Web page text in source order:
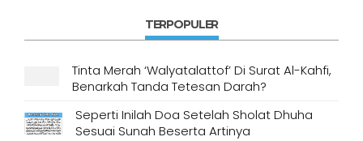
TERPOPULER
Tinta Merah ‘Walyatalattof’ Di Surat Al-Kahfi,
Benarkah Tanda Tetesan Darah?
Seperti Inilah Doa Setelah Sholat Dhuha
Sesuai Sunah Beserta Artinya